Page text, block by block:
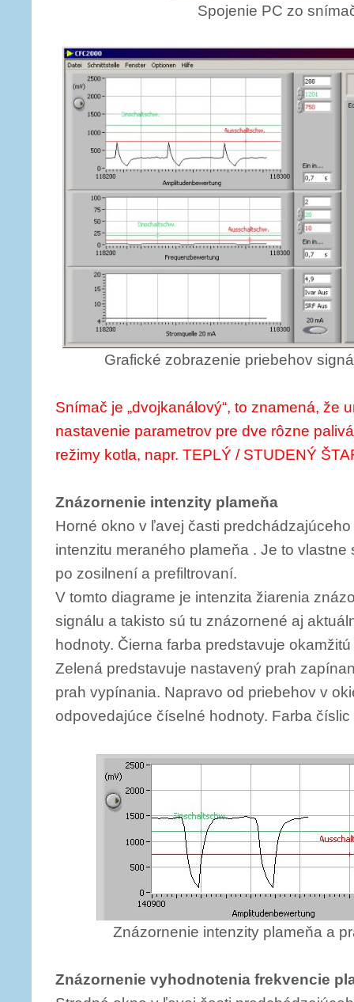
Spojenie PC zo
Grafické zobrazenie priebehov
Snímač je „dvojkanálový“, to znamená, že
nastavenie parametrov pre dve rôzne
režimy kotla, napr. TEPLÝ / STUDENÝ
Znázornenie intenzity plameňa
Horné okno v ľavej časti
intenzitu meraného plameňa . Je to
po zosilnení a prefiltrovaní.
V tomto diagrame je intenzita žiarenia
signálu a takisto sú tu znázornené aj
hodnoty. Čierna farba predstavuje
Zelená predstavuje nastavený prah
prah vypínania. Napravo od priebehov v
odpovedajúce číselné hodnoty. Farba
Znázornenie intenzity plameňa a
Znázornenie vyhodnotenia frekvencie